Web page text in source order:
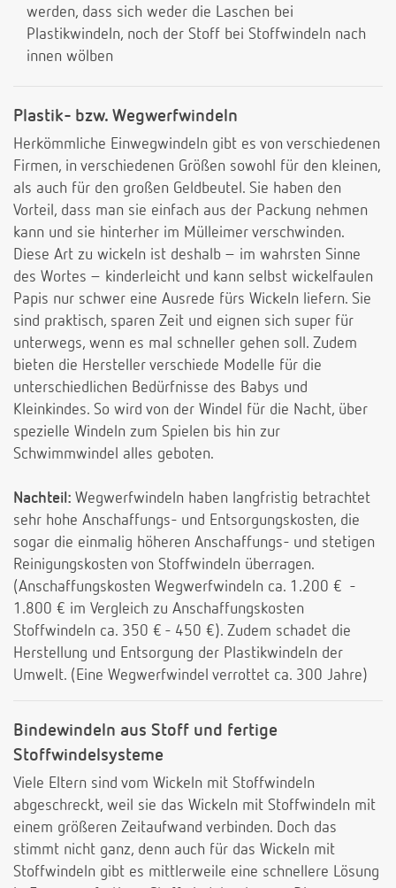
werden, dass sich weder die Laschen bei
Plastikwindeln, noch der Stoff bei Stoffwindeln nach
innen wölben
Plastik- bzw. Wegwerfwindeln
Herkömmliche Einwegwindeln gibt es von verschiedenen
Firmen, in verschiedenen Größen sowohl für den kleinen,
als auch für den großen Geldbeutel. Sie haben den
Vorteil, dass man sie einfach aus der Packung nehmen
kann und sie hinterher im Mülleimer verschwinden.
Diese Art zu wickeln ist deshalb – im wahrsten Sinne
des Wortes – kinderleicht und kann selbst wickelfaulen
Papis nur schwer eine Ausrede fürs Wickeln liefern. Sie
sind praktisch, sparen Zeit und eignen sich super für
unterwegs, wenn es mal schneller gehen soll. Zudem
bieten die Hersteller verschiede Modelle für die
unterschiedlichen Bedürfnisse des Babys und
Kleinkindes. So wird von der Windel für die Nacht, über
spezielle Windeln zum Spielen bis hin zur
Schwimmwindel alles geboten.
Nachteil: Wegwerfwindeln haben langfristig betrachtet
sehr hohe Anschaffungs- und Entsorgungskosten, die
sogar die einmalig höheren Anschaffungs- und stetigen
Reinigungskosten von Stoffwindeln überragen.
(Anschaffungskosten Wegwerfwindeln ca. 1.200 € -
1.800 € im Vergleich zu Anschaffungskosten
Stoffwindeln ca. 350 € - 450 €). Zudem schadet die
Herstellung und Entsorgung der Plastikwindeln der
Umwelt. (Eine Wegwerfwindel verrottet ca. 300 Jahre)
Bindewindeln aus Stoff und fertige
Stoffwindelsysteme
Viele Eltern sind vom Wickeln mit Stoffwindeln
abgeschreckt, weil sie das Wickeln mit Stoffwindeln mit
einem größeren Zeitaufwand verbinden. Doch das
stimmt nicht ganz, denn auch für das Wickeln mit
Stoffwindeln gibt es mittlerweile eine schnellere Lösung